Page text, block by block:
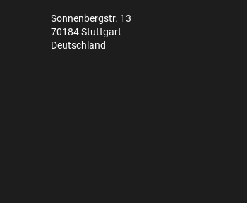
Sonnenbergstr. 13
70184 Stuttgart
Deutschland